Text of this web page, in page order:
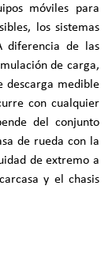
móviles para
los sistemas
diferencia de las
de carga,
descarga medible
con cualquier
del conjunto
de rueda con la
de extremo a
y el chasis